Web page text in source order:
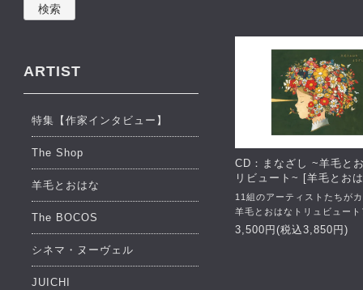
CD：まなざし ~羊毛と
リビュート~ [羊毛とお
11組のアーティストたちが
羊毛とおはなトリュビュー
3,500円(税込3,850円)
検索
ARTIST
特集【作家インタビュー】
The Shop
羊毛とおはな
The BOCOS
シネマ・ヌーヴェル
JUICHI